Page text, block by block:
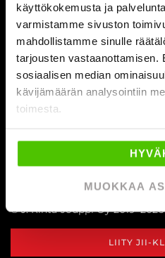
käyttökokemusta ja
varmistamme sivuston
mahdollistamme sinulle
tarjousten vastaanottamisen.
sosiaalisen median
kävijämäärän analysointiin
toimesta.
MUOKKAA
AUTOLIIKKEET
AUTOHUOLTO
Myynnin aukioloajat
Instagram
LinkedIn
Youtube
Tiktok
© J. Rinta-Jouppi Oy 2019–2026
LIITY JII-